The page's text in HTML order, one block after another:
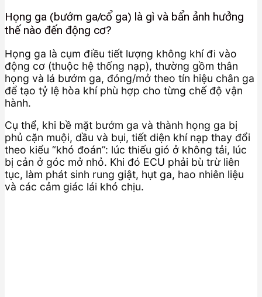
Họng ga (bướm ga/cổ ga) là gì và bẩn ảnh hưởng
thế nào đến động cơ?
Họng ga là cụm điều tiết lượng không khí đi vào
động cơ (thuộc hệ thống nạp), thường gồm thân
họng và lá bướm ga, đóng/mở theo tín hiệu chân ga
để tạo tỷ lệ hòa khí phù hợp cho từng chế độ vận
hành.
Cụ thể, khi bề mặt bướm ga và thành họng ga bị
phủ cặn muội, dầu và bụi, tiết diện khí nạp thay đổi
theo kiểu “khó đoán”: lúc thiếu gió ở không tải, lúc
bị cản ở góc mở nhỏ. Khi đó ECU phải bù trừ liên
tục, làm phát sinh rung giật, hụt ga, hao nhiên liệu
và các cảm giác lái khó chịu.